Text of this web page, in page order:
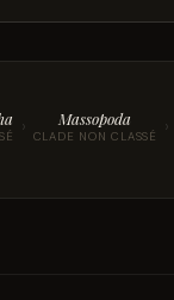
› Massopoda
CLADE NON CLASSÉ ›